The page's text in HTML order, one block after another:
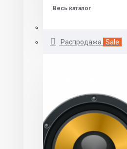
Весь каталог
Распродажа Sale
DVD
Автомагнитолы 2 DIN